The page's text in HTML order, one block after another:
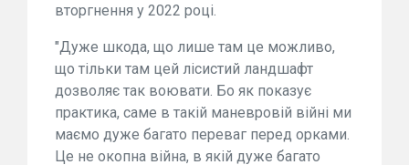
вторгнення у 2022 році.
"Дуже шкода, що лише там це можливо,
що тільки там цей лісистий ландшафт
дозволяє так воювати. Бо як показує
практика, саме в такій маневровій війні ми
маємо дуже багато переваг перед орками.
Це не окопна війна, в якій дуже багато